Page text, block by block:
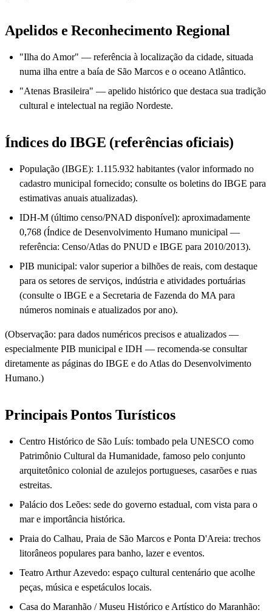
Apelidos e Reconhecimento Regional
"Ilha do Amor" — referência à localização da cidade, situada
numa ilha entre a baía de São Marcos e o oceano Atlântico.
"Atenas Brasileira" — apelido histórico que destaca sua tradição
cultural e intelectual na região Nordeste.
Índices do IBGE (referências oficiais)
População (IBGE): 1.115.932 habitantes (valor informado no
cadastro municipal fornecido; consulte os boletins do IBGE para
estimativas anuais atualizadas).
IDH-M (último censo/PNAD disponível): aproximadamente
0,768 (Índice de Desenvolvimento Humano municipal —
referência: Censo/Atlas do PNUD e IBGE para 2010/2013).
PIB municipal: valor superior a bilhões de reais, com destaque
para os setores de serviços, indústria e atividades portuárias
(consulte o IBGE e a Secretaria de Fazenda do MA para
números nominais e atualizados por ano).
(Observação: para dados numéricos precisos e atualizados —
especialmente PIB municipal e IDH — recomenda-se consultar
diretamente as páginas do IBGE e do Atlas do Desenvolvimento
Humano.)
Principais Pontos Turísticos
Centro Histórico de São Luís: tombado pela UNESCO como
Patrimônio Cultural da Humanidade, famoso pelo conjunto
arquitetônico colonial de azulejos portugueses, casarões e ruas
estreitas.
Palácio dos Leões: sede do governo estadual, com vista para o
mar e importância histórica.
Praia do Calhau, Praia de São Marcos e Ponta D'Areia: trechos
litorâneos populares para banho, lazer e eventos.
Teatro Arthur Azevedo: espaço cultural centenário que acolhe
peças, música e espetáculos locais.
Casa do Maranhão / Museu Histórico e Artístico do Maranhão: